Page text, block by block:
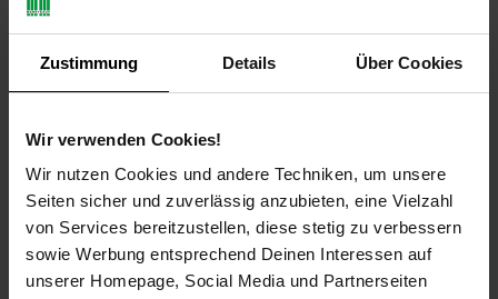
Zustimmung Details Über Cookies
Wir verwenden Cookies!
Wir nutzen Cookies und andere Techniken, um unsere
Seiten sicher und zuverlässig anzubieten, eine Vielzahl
von Services bereitzustellen, diese stetig zu verbessern
sowie Werbung entsprechend Deinen Interessen auf
unserer Homepage, Social Media und Partnerseiten
PAYBACK
Payback Punkte
Extra°Punkte:
0